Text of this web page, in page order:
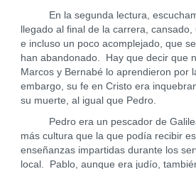
En la segunda lectura,
llegado al final de la carrera,
e incluso un poco acomplejado, que
han abandonado. Hay que decir que
Marcos y Bernabé lo aprendieron por
embargo, su fe en Cristo era
su muerte, al igual que Pedro.
Pedro era un pescador de
más cultura que la que podía recibir
enseñanzas impartidas durante los
local. Pablo, aunque era judío,